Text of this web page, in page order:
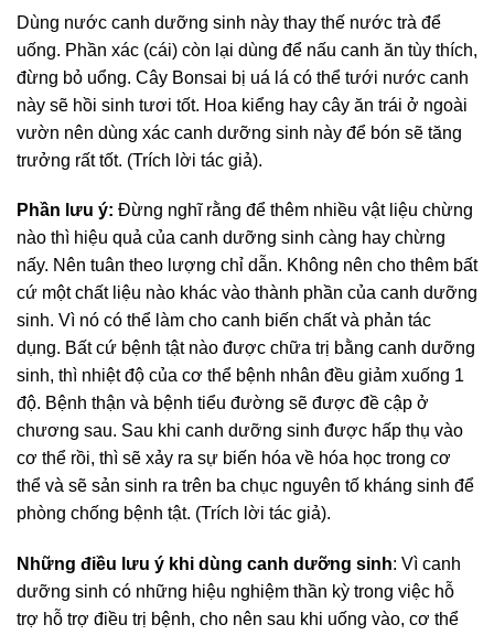
Dùng nước canh dưỡng sinh này thay thế nước trà để
uống. Phần xác (cái) còn lại dùng để nấu canh ăn tùy thích,
đừng bỏ uổng. Cây Bonsai bị uá lá có thể tưới nước canh
này sẽ hồi sinh tươi tốt. Hoa kiểng hay cây ăn trái ở ngoài
vườn nên dùng xác canh dưỡng sinh này để bón sẽ tăng
trưởng rất tốt. (Trích lời tác giả).
Phần lưu ý: Ðừng nghĩ rằng để thêm nhiều vật liệu chừng
nào thì hiệu quả của canh dưỡng sinh càng hay chừng
nấy. Nên tuân theo lượng chỉ dẫn. Không nên cho thêm bất
cứ một chất liệu nào khác vào thành phần của canh dưỡng
sinh. Vì nó có thể làm cho canh biến chất và phản tác
dụng. Bất cứ bệnh tật nào được chữa trị bằng canh dưỡng
sinh, thì nhiệt độ của cơ thể bệnh nhân đều giảm xuống 1
độ. Bệnh thận và bệnh tiểu đường sẽ được đề cập ở
chương sau. Sau khi canh dưỡng sinh được hấp thụ vào
cơ thể rồi, thì sẽ xảy ra sự biến hóa về hóa học trong cơ
thể và sẽ sản sinh ra trên ba chục nguyên tố kháng sinh để
phòng chống bệnh tật. (Trích lời tác giả).
Những điều lưu ý khi dùng canh dưỡng sinh: Vì canh
dưỡng sinh có những hiệu nghiệm thần kỳ trong việc hỗ
trợ hỗ trợ điều trị bệnh, cho nên sau khi uống vào, cơ thể